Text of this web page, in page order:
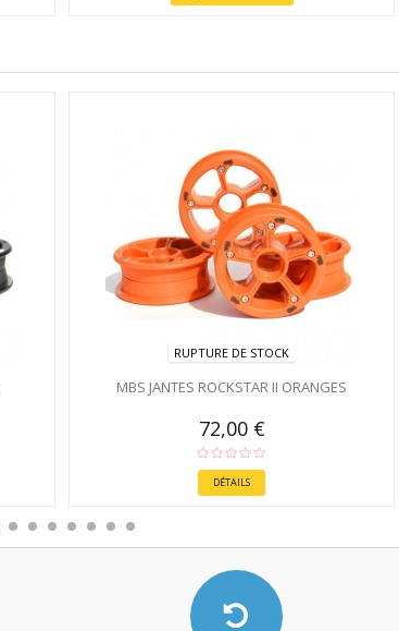
RUPTURE DE STOCK
MBS JANTES ROCKSTAR II ORANGES
72,00 €
DÉTAILS